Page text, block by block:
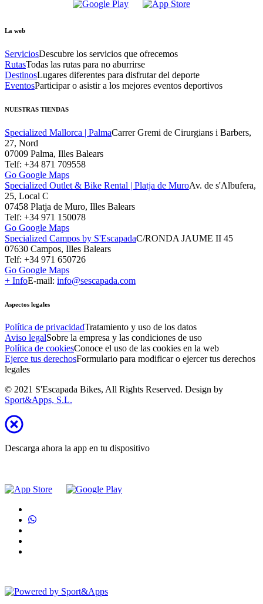
La web
ServiciosDescubre los servicios que ofrecemos
RutasTodas las rutas para no aburrirse
DestinosLugares diferentes para disfrutar del deporte
EventosParticipar o asistir a los mejores eventos deportivos
NUESTRAS TIENDAS
Specialized Mallorca | PalmaCarrer Gremi de Cirurgians i Barbers,
27, Nord
07009 Palma, Illes Balears
Telf: +34 871 709558
Go Google Maps
Specialized Outlet & Bike Rental | Platja de MuroAv. de s'Albufera,
25, Local C
07458 Platja de Muro, Illes Balears
Telf: +34 971 150078
Go Google Maps
Specialized Campos by S'EscapadaC/RONDA JAUME II 45
07630 Campos, Illes Balears
Telf: +34 971 650726
Go Google Maps
+ InfoE-mail: info@sescapada.com
Aspectos legales
Política de privacidadTratamiento y uso de los datos
Aviso legalSobre la empresa y las condiciones de uso
Política de cookiesConoce el uso de las cookies en la web
Ejerce tus derechosFormulario para modificar o ejercer tus derechos
legales
© 2021 S'Escapada Bikes, All Rights Reserved. Design by
Sport&Apps, S.L.
Descarga ahora la app en tu dispositivo